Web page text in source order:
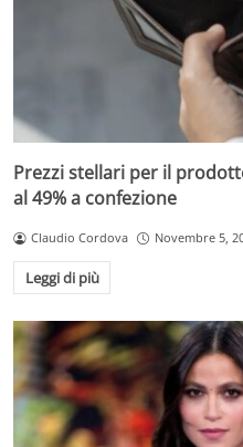
Prezzi stellari per il
al 49% a confezione
Claudio Cordova Novembre 5,
Leggi di più